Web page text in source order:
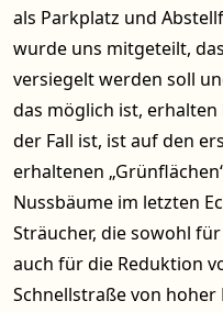
als Parkplatz und
wurde uns mitgeteilt,
versiegelt werden soll
das möglich ist,
der Fall ist, ist auf den
erhaltenen
Nussbäume im letzten
Sträucher, die sowohl
auch für die Reduktion
Schnellstraße von hoher